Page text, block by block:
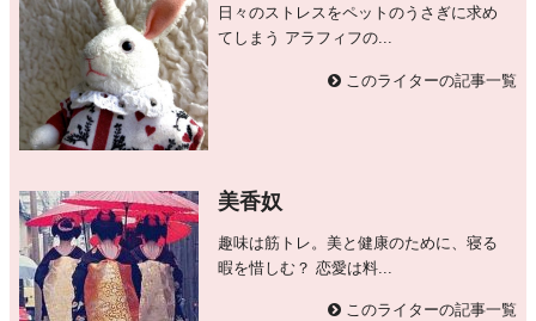
日々のストレスをペットのうさぎに求め
てしまう アラフィフの...
このライターの記事一覧
美香奴
趣味は筋トレ。美と健康のために、寝る
暇を惜しむ？ 恋愛は料...
このライターの記事一覧